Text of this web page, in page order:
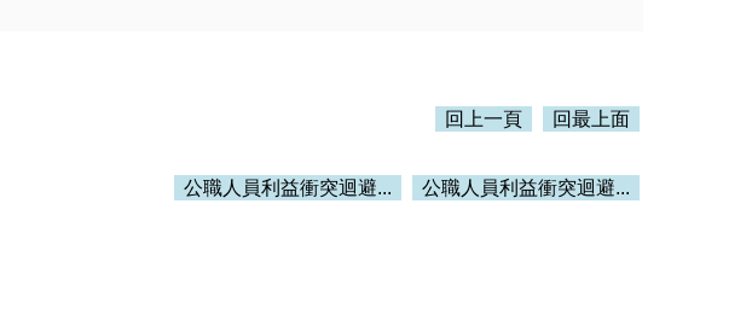
回上一頁 回最上面
公職人員利益衝突迴避... 公職人員利益衝突迴避...